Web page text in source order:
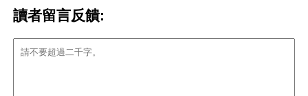
讀者留言反饋: